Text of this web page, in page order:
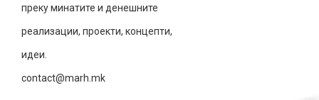
преку минатите и денешните
реализации, проекти, концепти,
идеи.
contact@marh.mk